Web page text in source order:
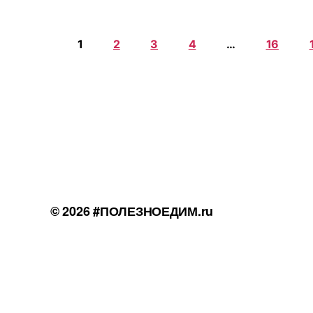
1 2 3 4 … 16
© 2026#ПОЛЕЗНОЕДИМ.ru